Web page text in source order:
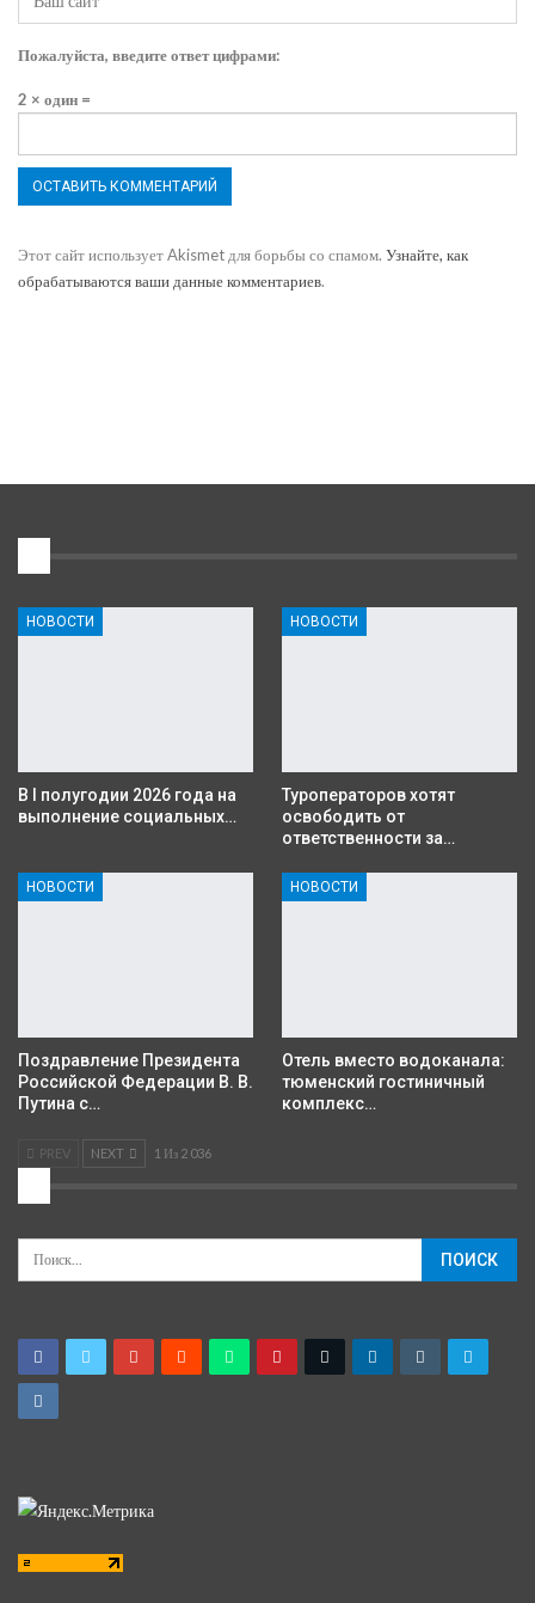
Пожалуйста, введите ответ цифрами:
2 × один =
Этот сайт использует Akismet для борьбы со спамом. Узнайте, как
обрабатываются ваши данные комментариев.
НОВОСТИ
В I полугодии 2026 года на
выполнение социальных…
НОВОСТИ
Туроператоров хотят
освободить от
ответственности за…
НОВОСТИ
Поздравление Президента
Российской Федерации В. В.
Путина с…
НОВОСТИ
Отель вместо водоканала:
тюменский гостиничный
комплекс…
PREV NEXT 1 Из 2 036